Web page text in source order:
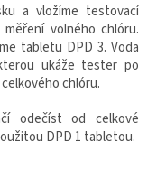
a vložíme testovací
volného chlóru.
tabletu DPD 3. Voda
ukáže tester po
chlóru.
odečíst od celkové
DPD 1 tabletou.